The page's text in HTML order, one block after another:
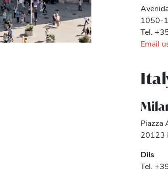
1050-
Tel.
Email
Piazza
20123
Dils
Tel.